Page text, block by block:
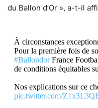
du Ballon d’Or », a-t-il
À circonstances
Pour la première fois de
#BallondorFrance
de conditions équitables
Nos explications sur ce
pic.twitter.com/